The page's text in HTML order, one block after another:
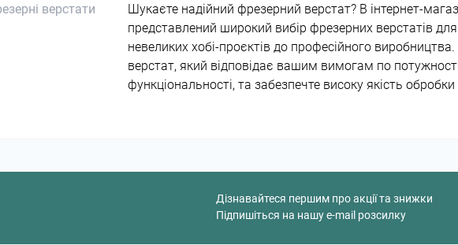
Шукаєте надійний фрезерний верстат? В інтернет-
представлений широкий вибір фрезерних верстатів
невеликих хобі-проєктів до професійного виробництва.
верстат, який відповідає вашим вимогам по
функціональності, та забезпечте високу якість обробки
Дізнавайтеся першим про акції та знижки
Підпишіться на нашу e-mail розсилку